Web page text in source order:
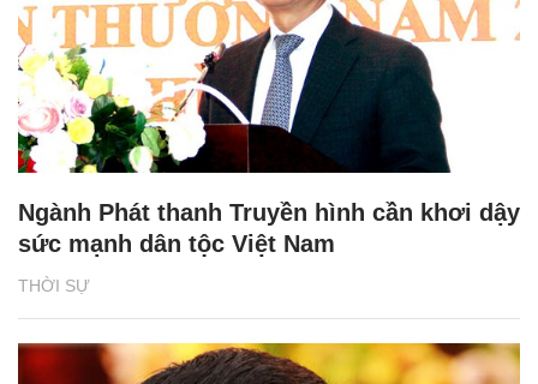
THỜI SỰ
Ngành Phát thanh Truyền hình cần khơi dậy
sức mạnh dân tộc Việt Nam